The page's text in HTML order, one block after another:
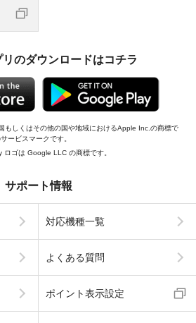
のダウンロードはコチラ
もしくはその他の国や地域におけるApple Inc.の商標で
ービスマークです。
ゴは Google LLC の商標です。
サポート情報
対応機種一覧
よくある質問
ポイント表示設定